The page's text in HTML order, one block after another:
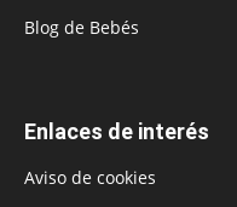
Blog de Bebés
Enlaces de interés
Aviso de cookies